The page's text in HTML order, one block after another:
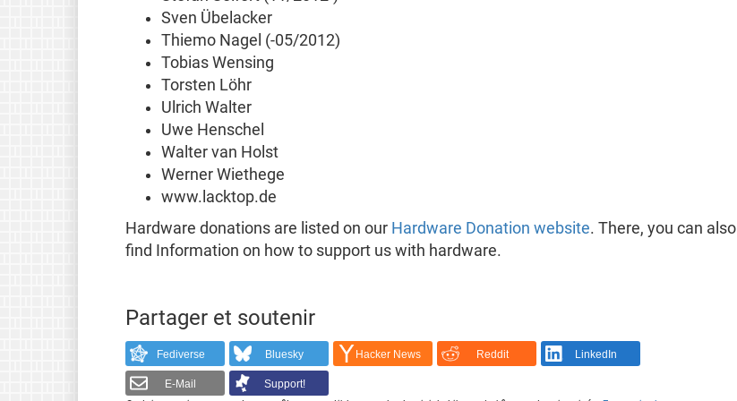
Sven Übelacker
Thiemo Nagel (-05/2012)
Tobias Wensing
Torsten Löhr
Ulrich Walter
Uwe Henschel
Walter van Holst
Werner Wiethege
www.lacktop.de
Hardware donations are listed on our Hardware Donation website. There, you can also
find Information on how to support us with hardware.
Partager et soutenir
Fediverse Bluesky Hacker News Reddit LinkedIn
E-Mail
Support!